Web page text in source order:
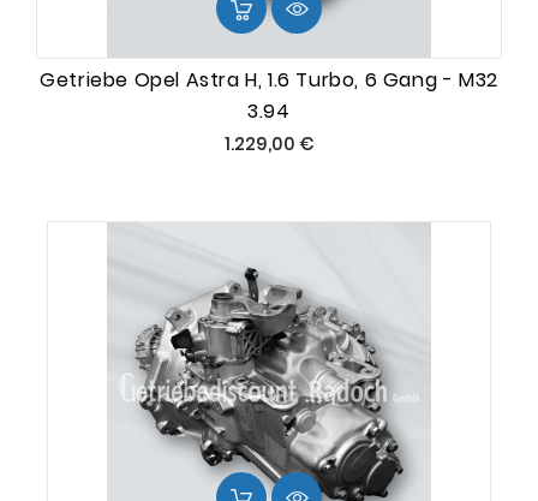
Getriebe Opel Astra H, 1.6 Turbo, 6 Gang - M32
3.94
1.229,00 €Preis